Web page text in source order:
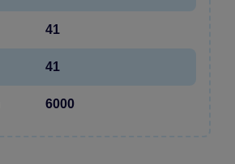
41
41
6000